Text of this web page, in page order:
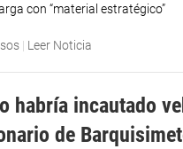
con “material estratégico”
| Leer Noticia
habría incautado
de